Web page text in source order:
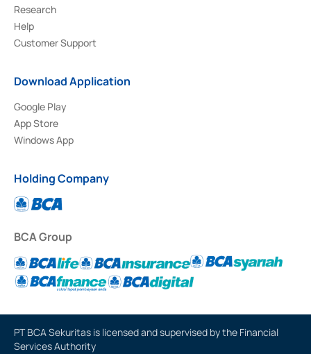
Research
Help
Customer Support
Download Application
Google Play
App Store
Windows App
Holding Company
BCA Group
PT BCA Sekuritas is licensed and supervised by the Financial
Services Authority